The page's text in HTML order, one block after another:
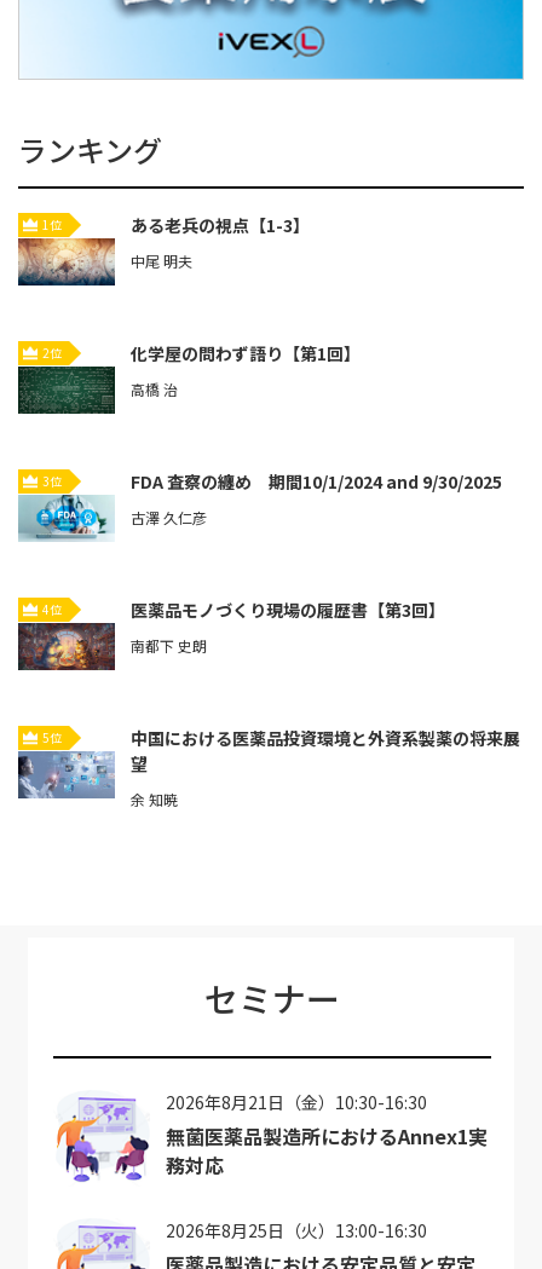
ランキング
1位 ある老兵の視点【1-3】
中尾 明夫
2位 化学屋の問わず語り【第1回】
高橋 治
3位 FDA 査察の纏め 期間10/1/2024 and 9/30/2025
古澤 久仁彦
4位 医薬品モノづくり現場の履歴書【第3回】
南都下 史朗
5位
中国における医薬品投資環境と外資系製薬の将来展
望
余 知暁
セミナー
2026年8月21日（金）10:30-16:30
無菌医薬品製造所におけるAnnex1実
務対応
2026年8月25日（火）13:00-16:30